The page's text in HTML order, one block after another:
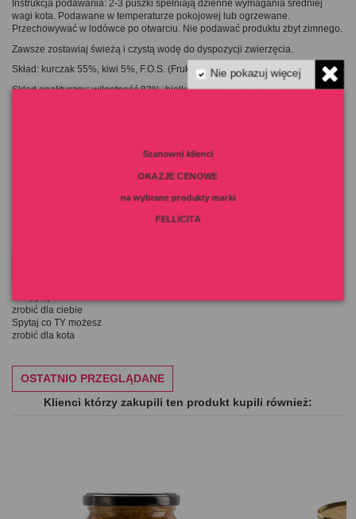
Instrukcja podawania: 2-3 puszki spełniają dzienne wymagania średniej
wagi kota. Podawane w temperaturze pokojowej lub ogrzewane.
Przechowywać w lodówce po otwarciu. Nie podawać produktu zbyt zimnego.
Zawsze zostawiaj świeżą i czystą wodę do dyspozycji zwierzęcia.
Skład: kurczak 55%, kiwi 5%, F.O.S. (Fruktooligosacharydy) 400mg/kg
Skład analityczny: wilgotność 82%, białko surowe 13%, tłuszcze surowe
Nie pytaj co kot może
zrobić dla ciebie
Spytaj co TY możesz
zrobić dla kota
OSTATNIO PRZEGLĄDANE
Klienci którzy zakupili ten produkt kupili również:
Nie pokazuj więcej
Szanowni klienci
OKAZJE CENOWE
na wybrane produkty marki
FELLICITA